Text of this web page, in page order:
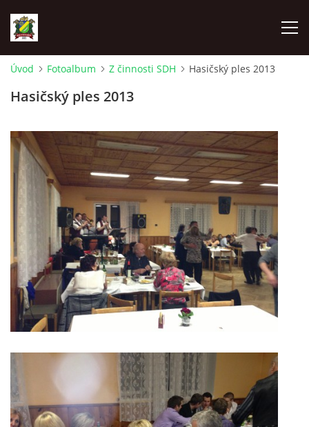
ZÁSAHOVÁ JEDNOTKA
ZÁSAHY
FOTOALBUM
TECHNIKA
MLÁDEŽ
PRONÁJEM SÁLU POŽÁRNÍHO DOMU
Úvod Fotoalbum Z činnosti SDH Hasičský ples 2013
Hasičský ples 2013